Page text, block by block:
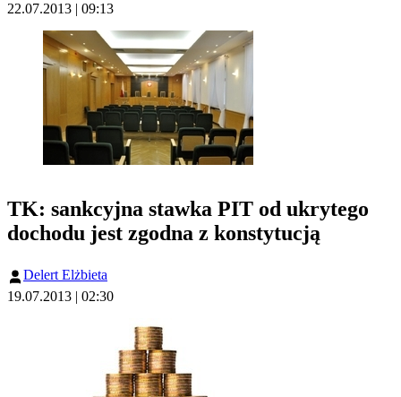
22.07.2013 | 09:13
TK: sankcyjna stawka PIT od ukrytego
dochodu jest zgodna z konstytucją
Delert Elżbieta
19.07.2013 | 02:30